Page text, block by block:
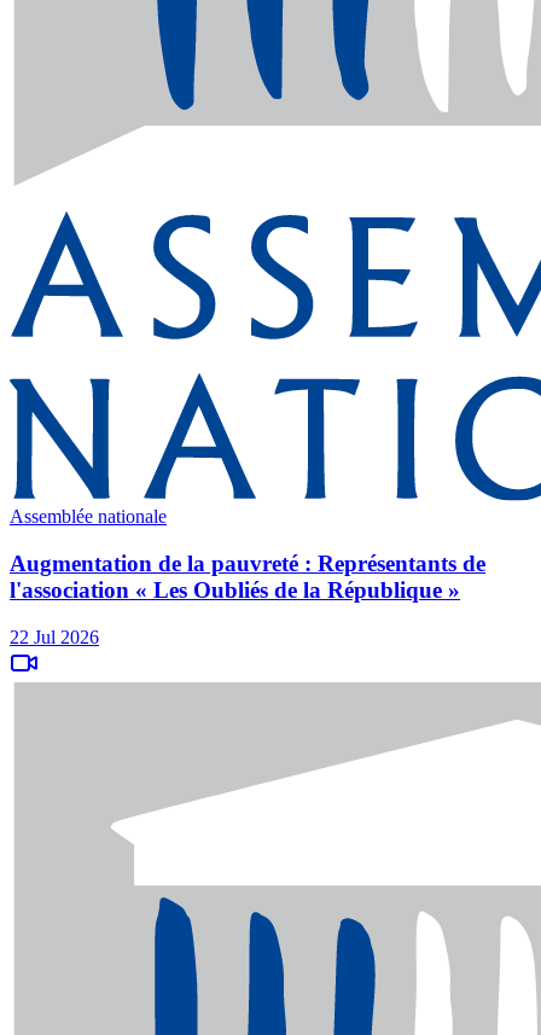
Assemblée nationale
Augmentation de la pauvreté : Représentants de
l'association « Les Oubliés de la République »
22 Jul 2026